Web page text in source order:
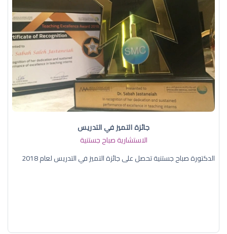
جائزة التميز في التدريس
الاستشارية صباح جستنية
الدكتورة صباح جستنية تحصل على جائزة التميز في التدريس لعام 2018